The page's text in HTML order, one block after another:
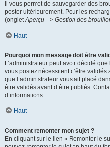
Il vous permet de sauvegarder des
poster ultérieurement. Pour les
(ongletAperçu --> Gestion des
Haut
Pourquoi mon message doit être
L’administrateur peut avoir décidé
vous postez nécessitent d’être validés
que l’administrateur vous ait placé
être validés avant d’être publiés.
d’informations.
Haut
Comment remonter mon sujet ?
En cliquant sur le lien « Remonter le